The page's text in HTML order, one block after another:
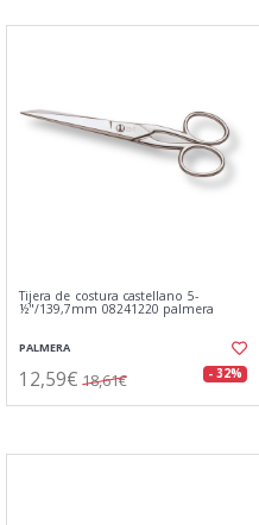
Tijera de costura castellano 5-
½"/139,7mm 08241220 palmera
PALMERA
12,59€ 18,61€ - 32%